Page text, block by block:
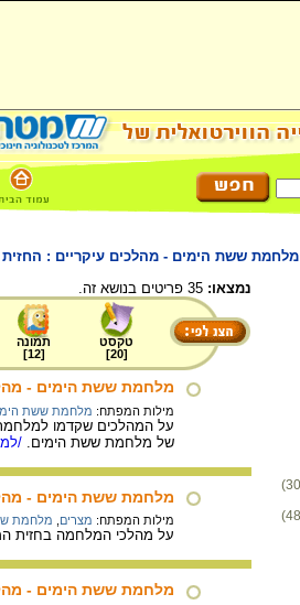
מלחמת ששת הימים - מהלכים עיקריים : החזית
נמצאו:
טקסט
[
20
]
תמונה
[
12
]
מלחמת ששת הימים - מהלכים
מילות המפתח: מלחמת ששת
על המהלכים שקדמו
של מלחמת ששת הימים. /
מלחמת ששת הימים -
מילות המפתח: מצרים מלחמת
על מהלכי המלחמה בחזית
מלחמת ששת הימים -